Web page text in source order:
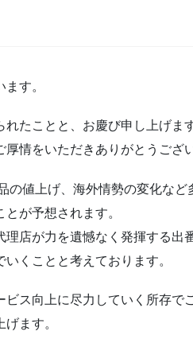
す。
たことと、お慶び申し上げます
情をいただきありがとうござ
の値上げ、海外情勢の変化な
が予想されます。
理店が力を遺憾なく発揮する出
くことと考えております。
ス向上に尽力していく所存で
ます。